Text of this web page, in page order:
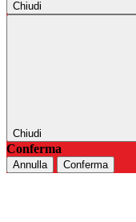
Chiudi
Chiudi
Conferma
Annulla Conferma